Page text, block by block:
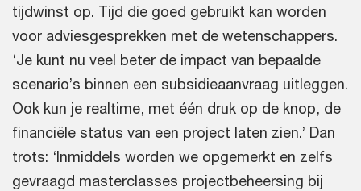
tijdwinst op. Tijd die goed gebruikt kan worden
voor adviesgesprekken met de wetenschappers.
‘Je kunt nu veel beter de impact van bepaalde
scenario’s binnen een subsidieaanvraag uitleggen.
Ook kun je realtime, met één druk op de knop, de
financiële status van een project laten zien.’ Dan
trots: ‘Inmiddels worden we opgemerkt en zelfs
gevraagd masterclasses projectbeheersing bij